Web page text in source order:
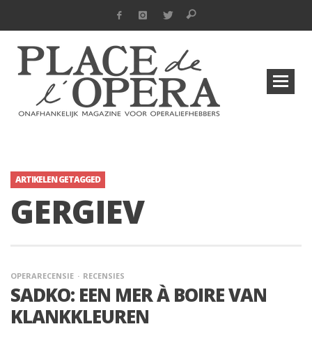
ARTIKELEN GETAGGED
GERGIEV
OPERARECENSIE RECENSIES
SADKO: EEN MER À BOIRE VAN
KLANKKLEUREN